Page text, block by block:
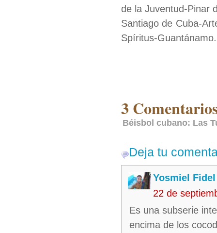
de la Juventud-Pinar
Santiago de Cuba-
Spíritus-Guantánamo.
3
Béisbol cubano: Las
Deja tu
Yosmiel
22 de
Es una subserie
encima de los